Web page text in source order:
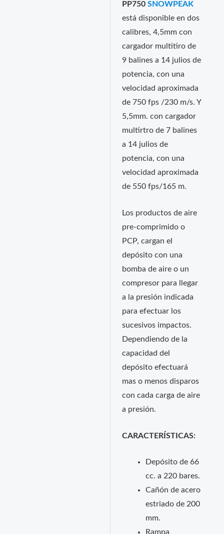
PP750SNOWPEAK
está disponible en dos
calibres, 4,5mm con
cargador multitiro de
9 balines a 14 julios de
potencia, con una
velocidad aproximada
de 750 fps /230 m/s. Y
5,5mm. con cargador
multirtro de 7 balines
a 14 julios de
potencia, con una
velocidad aproximada
de 550 fps/165 m.
Los productos de aire
pre-comprimido o
PCP, cargan el
depósito con una
bomba de aire o un
compresor para llegar
a la presión indicada
para efectuar los
sucesivos impactos.
Dependiendo de la
capacidad del
depósito efectuará
mas o menos disparos
con cada carga de aire
a presión.
CARACTERÍSTICAS:
Depósito de 66
cc. a 220 bares.
Cañón de acero
estriado de 200
mm.
Rampa